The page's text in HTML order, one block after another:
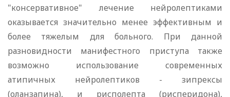
"консервативное" лечение нейролептиками
оказывается значительно менее эффективным и
более тяжелым для больного. При данной
разновидности манифестного приступа также
возможно использование современных
атипичных нейролептиков - зипрексы
(оланзапина), и рисполепта (рисперидона),